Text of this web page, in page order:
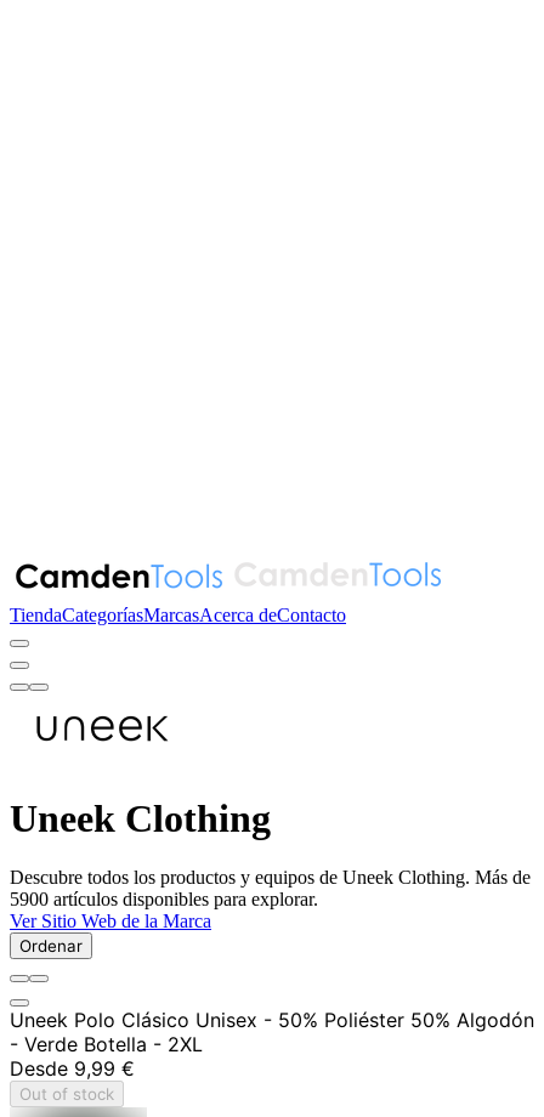
TiendaCategoríasMarcasAcerca deContacto
Uneek Clothing
Descubre todos los productos y equipos de Uneek Clothing. Más de
5900 artículos disponibles para explorar.
Ver Sitio Web de la Marca
Ordenar
Uneek Polo Clásico Unisex - 50% Poliéster 50% Algodón
- Verde Botella - 2XL
Desde 9,99 €
Out of stock